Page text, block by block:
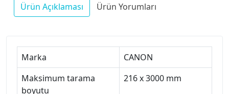
Ürün Açıklaması Ürün Yorumları
Marka
CANON
Maksimum tarama
boyutu
216 x 3000 mm